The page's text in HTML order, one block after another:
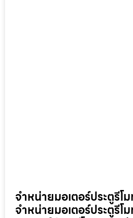
จำหน่ายมอเตอร์ประตูรีโ
จำหน่ายมอเตอร์ประตูรีโ